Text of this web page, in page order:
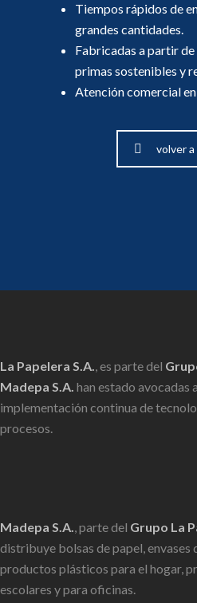
Tiempos rápidos de
grandes cantidades.
Fabricadas a partir
primas sostenibles y
Atención comercial
volver a
La Papelera S.A., es parte del
Madepa S.A. han estado avocadas
implementación continua de
procesos.
Madepa S.A., parte del Grupo La
distribuye bolsas de papel, envases
productos plásticos para el hogar,
escolares y para oficinas.